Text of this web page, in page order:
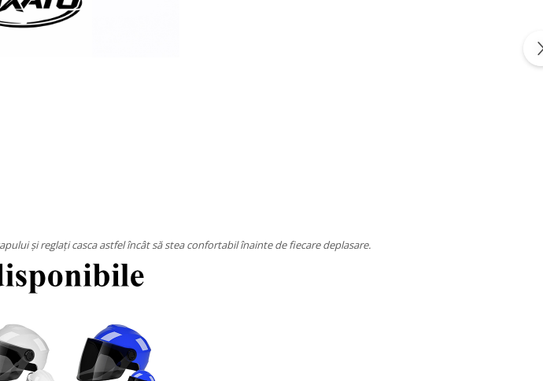
și reglați casca astfel încât să stea confortabil înainte de fiecare deplasare.